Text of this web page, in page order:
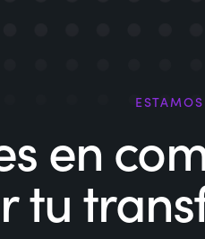
en
tu